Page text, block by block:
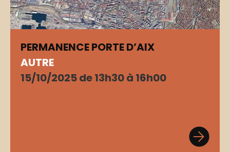
PERMANENCE PORTE D’AIX
AUTRE
15/10/2025 de 13h30 à 16h00